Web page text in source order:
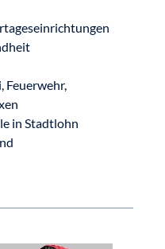
Feuerwehr,
in Stadtlohn